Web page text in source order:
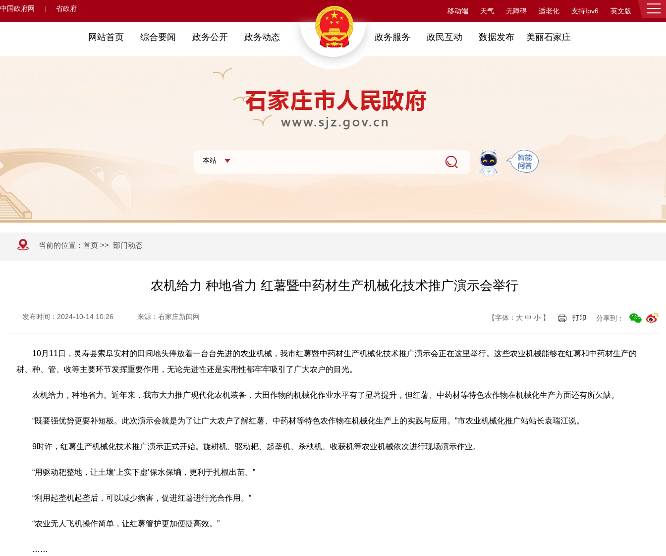
中国政府网 省政府 移动端 天气 无障碍 适老化 支持Ipv6 英文版 登录
网站首页 综合要闻 政务公开 政务动态 政务服务 政民互动 数据发布 美丽石家庄
当前的位置： 首页 >> 部门动态
农机给力 种地省力 红薯暨中药材生产机械化技术推广演示会举行
发布时间：2024-10-14 10:26 来源：石家庄新闻网 【字体： 大 中 小 】 打印 分享到：
10月11日，灵寿县索阜安村的田间地头停放着一台台先进的农业机械，我市红薯暨中药材生产机械化技术推广演示会正在这里举行。这些农业机械能够在红薯和中药材生产的
耕、种、管、收等主要环节发挥重要作用，无论先进性还是实用性都牢牢吸引了广大农户的目光。
农机给力，种地省力。近年来，我市大力推广现代化农机装备，大田作物的机械化作业水平有了显著提升，但红薯、中药材等特色农作物在机械化生产方面还有所欠缺。
“既要强优势更要补短板。此次演示会就是为了让广大农户了解红薯、中药材等特色农作物在机械化生产上的实践与应用。”市农业机械化推广站站长袁瑞江说。
9时许，红薯生产机械化技术推广演示正式开始。旋耕机、驱动耙、起垄机、杀秧机、收获机等农业机械依次进行现场演示作业。
“用驱动耙整地，让土壤‘上实下虚’保水保墒，更利于扎根出苗。”
“利用起垄机起垄后，可以减少病害，促进红薯进行光合作用。”
“农业无人飞机操作简单，让红薯管护更加便捷高效。”
……